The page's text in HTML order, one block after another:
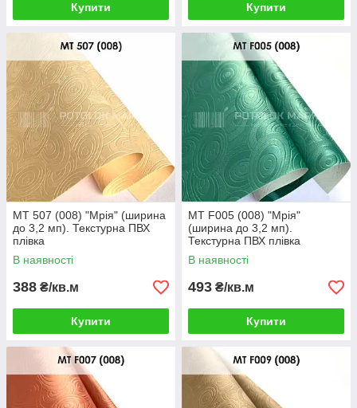
Купити Купити
MT 507 (008) "Мрія" (ширина
до 3,2 мп). Текстурна ПВХ
плівка
В наявності
388 ₴/кв.м
Купити
MT F005 (008) "Мрія"
(ширина до 3,2 мп).
Текстурна ПВХ плівка
В наявності
493 ₴/кв.м
Купити